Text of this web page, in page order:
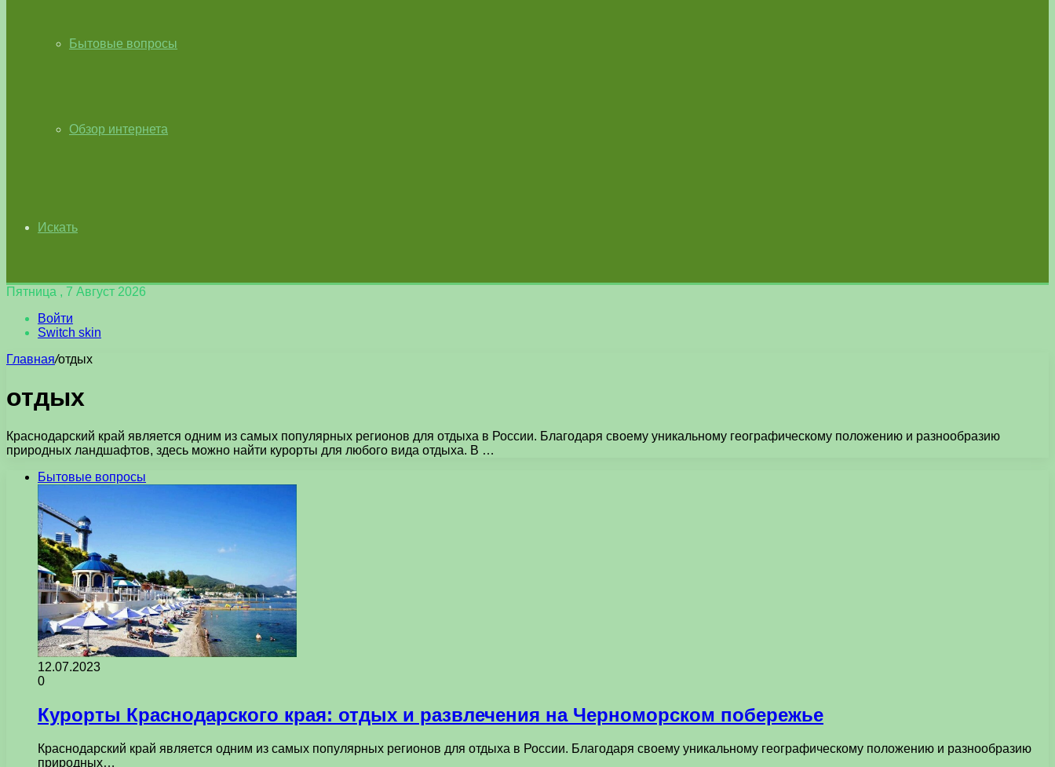
Бытовые вопросы
Обзор интернета
Искать
Пятница , 7 Август 2026
Войти
Switch skin
Главная/отдых
отдых
Краснодарский край является одним из самых популярных регионов для отдыха в России. Благодаря своему уникальному географическому положению и разнообразию
природных ландшафтов, здесь можно найти курорты для любого вида отдыха. В …
Бытовые вопросы
12.07.2023
0
Курорты Краснодарского края: отдых и развлечения на Черноморском побережье
Краснодарский край является одним из самых популярных регионов для отдыха в России. Благодаря своему уникальному географическому положению и разнообразию
природных…